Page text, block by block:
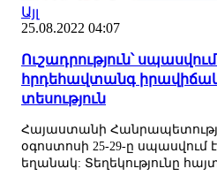
Այլ
25.08.2022 04:07
Ուշադրություն՝
հրդեհավտանգ
տեսություն
Հայաստանի
օգոստոսի 25-29-ը սպասվում
եղանակ: Տեղեկությունը